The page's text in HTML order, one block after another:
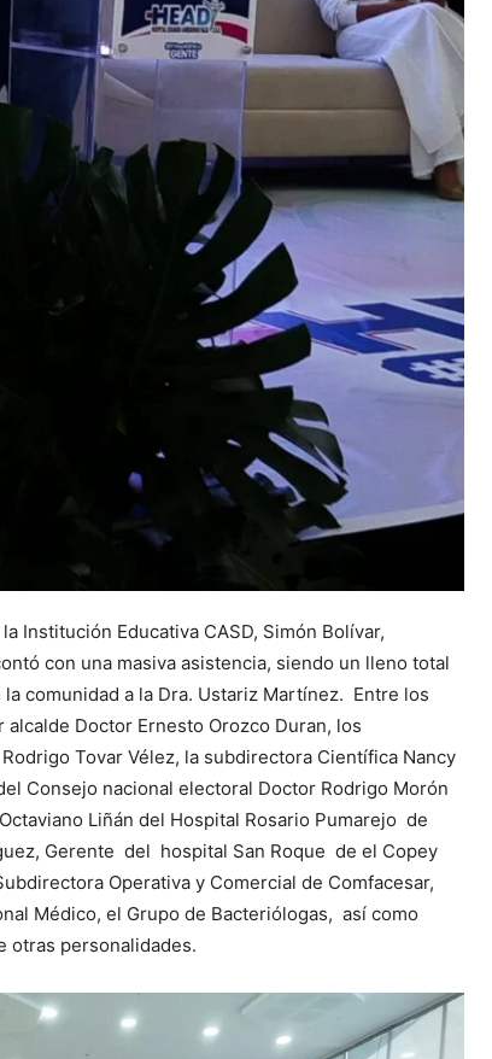
Institución Educativa CASD, Simón Bolívar,
con una masiva asistencia, siendo un lleno total
comunidad a la Dra. Ustariz Martínez. Entre los
Doctor Ernesto Orozco Duran, los
Tovar Vélez, la subdirectora Científica Nancy
Consejo nacional electoral Doctor Rodrigo Morón
Liñán del Hospital Rosario Pumarejo de
Gerente del hospital San Roque de el Copey
Operativa y Comercial de Comfacesar,
Médico, el Grupo de Bacteriólogas, así como
otras personalidades.